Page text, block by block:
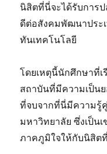
นิสิตที่นี่จะได้รับการ
ดีต่อสังคมพัฒนาประ
ทันเทคโนโลยี
โดยเหตุนี้นักศึกษาที่
สถาบันที่มีความเป็น
ที่จบจากที่นี่มีความรู้
มหาวิทยาลัย ซึ่งเป็น
ภาคภูมิใจให้กับนิสิต